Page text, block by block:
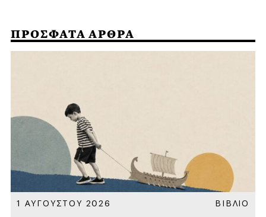
ΠΡΟΣΦΑΤΑ ΑΡΘΡΑ
1 ΑΥΓΟΥΣΤΟΥ 2026 ΒΙΒΛΙΟ